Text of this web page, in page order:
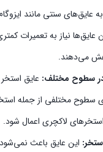
عایق‌های سنتی مانند
عایق‌ها نیاز به تعمیرات
می‌دهند.
در سطوح مختلف: عایق
سطوح مختلفی از جمله
لاکچری اعمال شود.
این عایق باعث